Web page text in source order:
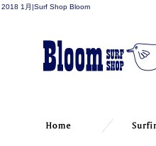
2018 1月|Surf Shop Bloom